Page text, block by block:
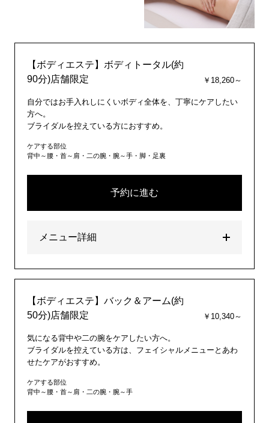
【ボディエステ】ボディトータル(約
90分)店舗限定
￥18,260～
自分ではお手入れしにくいボディ全体を、丁寧にケアしたい
方へ。
ブライダルを控えている方におすすめ。
ケアする部位
背中～腰・首～肩・二の腕・腕～手・脚・足裏
予約に進む
メニュー詳細
【ボディエステ】バック＆アーム(約
50分)店舗限定
￥10,340～
気になる背中や二の腕をケアしたい方へ。
ブライダルを控えている方は、フェイシャルメニューとあわ
せたケアがおすすめ。
ケアする部位
背中～腰・首～肩・二の腕・腕～手